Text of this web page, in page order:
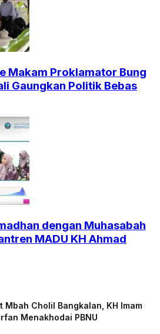
Makam Proklamator Bung
Gaungkan Politik Bebas
dengan Muhasabah
MADU KH Ahmad
Mbah Cholil Bangkalan, KH Imam
Menakhodai PBNU